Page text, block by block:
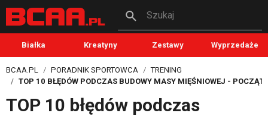
Szukaj
Białka Kreatyny Zestawy Wyprzedaże
BCAA.PL PORADNIK SPORTOWCA
TRENING
TOP 10 BŁĘDÓW PODCZAS BUDOWY MASY MIĘŚNIOWEJ -
TOP 10 błędów podczas